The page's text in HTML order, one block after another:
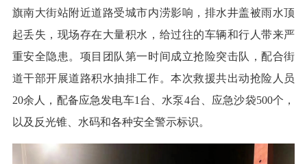
旗南大街站附近道路受城市内涝影响，排水井盖被雨水顶
起丢失，现场存在大量积水，给过往的车辆和行人带来严
重安全隐患。项目团队第一时间成立抢险突击队，配合街
道干部开展道路积水抽排工作。本次救援共出动抢险人员
20余人，配备应急发电车1台、水泵4台、应急沙袋500个，
以及反光锥、水码和各种安全警示标识。